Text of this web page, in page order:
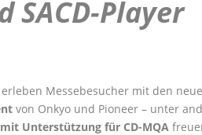
SACD-Player
erleben Messebesucher mit den
von Onkyo und Pioneer – unter
mit Unterstützung für CD-MQA